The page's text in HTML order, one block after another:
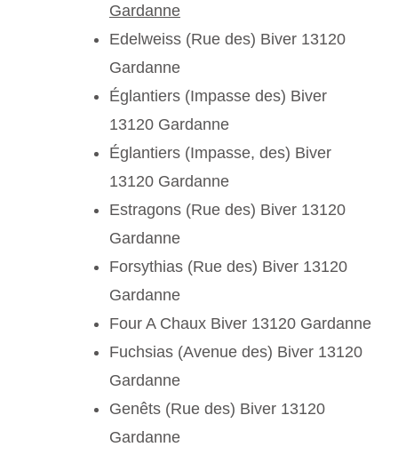
Gardanne
Edelweiss (Rue des) Biver 13120
Gardanne
Églantiers (Impasse des) Biver
13120 Gardanne
Églantiers (Impasse, des) Biver
13120 Gardanne
Estragons (Rue des) Biver 13120
Gardanne
Forsythias (Rue des) Biver 13120
Gardanne
Four A Chaux Biver 13120 Gardanne
Fuchsias (Avenue des) Biver 13120
Gardanne
Genêts (Rue des) Biver 13120
Gardanne